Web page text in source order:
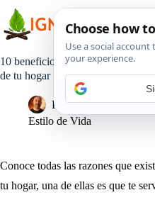
contenido
10 beneficios de quemar laurel,
de tu hogar
Pedro Lisperguer
Estilo de Vida
Conoce todas las razones que
tu hogar, una de ellas es que te